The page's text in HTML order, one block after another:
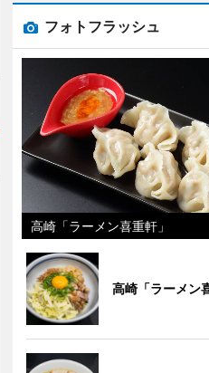
フォトフラッシュ
高崎「ラーメン喜重軒」
高崎「ラーメン